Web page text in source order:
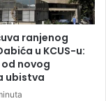
ranjenog
u KCUS-u:
novog
ubistva